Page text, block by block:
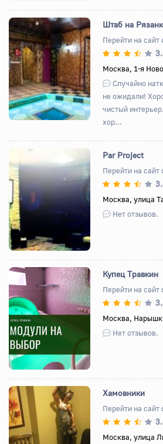
Назад Вперед
Штаб на
Перейти на сайт
Москва, 1-я
Случайно
не ожидали!
чистый
хор...
Назад Вперед
Par Project
Перейти на сайт
Москва, улица
Нет отзывов.
Назад Вперед
Купец Травкин
Перейти на сайт
Москва,
Нет отзывов.
Назад Вперед
Хамовники
Перейти на сайт
Москва, улица